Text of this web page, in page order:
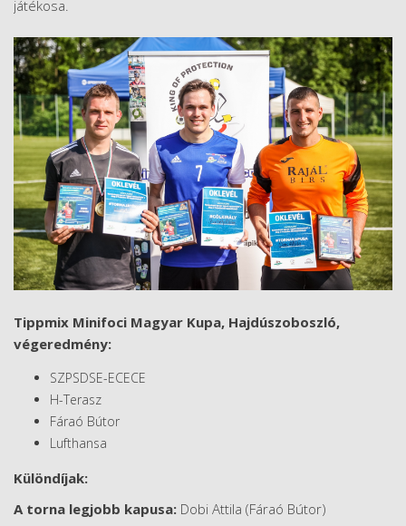
játékosa.
Tippmix Minifoci Magyar Kupa, Hajdúszoboszló,
végeredmény:
SZPSDSE-ECECE
H-Terasz
Fáraó Bútor
Lufthansa
Különdíjak:
A torna legjobb kapusa: Dobi Attila (Fáraó Bútor)